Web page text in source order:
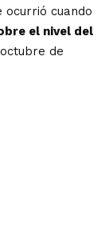
ocurrió cuando
el nivel del
de